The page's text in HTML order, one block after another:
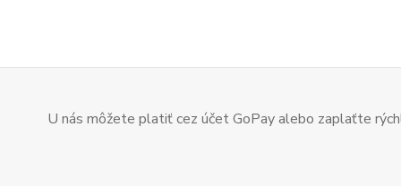
U nás môžete platiť cez účet GoPay alebo zaplaťte